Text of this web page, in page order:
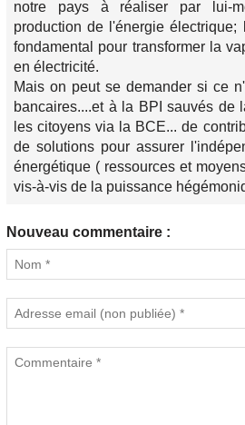
notre pays à réaliser par lui-
production de l'énergie
fondamental pour transformer la
en électricité.
Mais on peut se demander si ce
bancaires....et à la BPI sauvés de
les citoyens via la BCE... de
de solutions pour assurer
énergétique ( ressources et
vis-à-vis de la puissance
Nouveau commentaire :